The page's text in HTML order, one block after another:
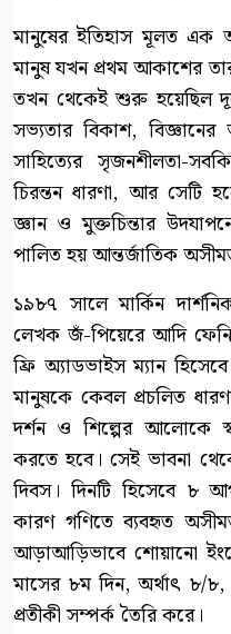
মানুষের ইতিহাস মূলত এক
মানুষ যখন প্রথম আকাশের
তখন থেকেই শুরু হয়েছিল
সভ্যতার বিকাশ, বিজ্ঞানের
সাহিত্যের সৃজনশীলতা-
চিরন্তন ধারণা, আর সেটি
জ্ঞান ও মুক্তচিন্তার
পালিত হয় আন্তর্জাতিক
১৯৮৭ সালে মার্কিন
লেখক জঁ-পিয়েরে আদি
ফ্রি অ্যাডভাইস ম্যান
মানুষকে কেবল প্রচলিত
দর্শন ও শিল্পের আলোকে
করতে হবে। সেই ভাবনা
দিবস। দিনটি হিসেবে ৮
কারণ গণিতে ব্যবহৃত
আড়াআড়িভাবে শোয়ানো
মাসের ৮ম দিন, অর্থাৎ ৮/
প্রতীকী সম্পর্ক তৈরি করে।